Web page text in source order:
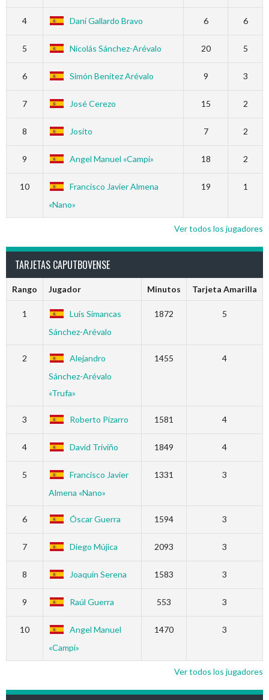
4 Dani Gallardo Bravo 6 6
5 Nicolás Sánchez-Arévalo 20 5
6 Simón Benítez Arévalo 9 3
7 José Cerezo 15 2
8 Josito 7 2
9 Angel Manuel «Campi» 18 2
10
Francisco Javier Almena
«Nano»
19 1
Ver todos los jugadores
TARJETAS CAPUTBOVENSE
Rango Jugador Minutos Tarjeta Amarilla
1
Luis Simancas
Sánchez-Arévalo
1872 5
2
Alejandro
Sánchez-Arévalo
«Trufa»
1455 4
3 Roberto Pizarro 1581 4
4 David Triviño 1849 4
5
Francisco Javier
Almena «Nano»
1331 3
6 Óscar Guerra 1594 3
7 Diego Mújica 2093 3
8 Joaquín Serena 1583 3
9 Raúl Guerra 553 3
10
Angel Manuel
«Campi»
1470 3
Ver todos los jugadores